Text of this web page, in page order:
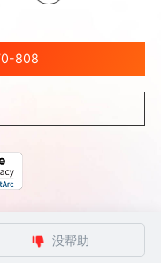
没帮助
808
Reserved Kingsoft Corp.